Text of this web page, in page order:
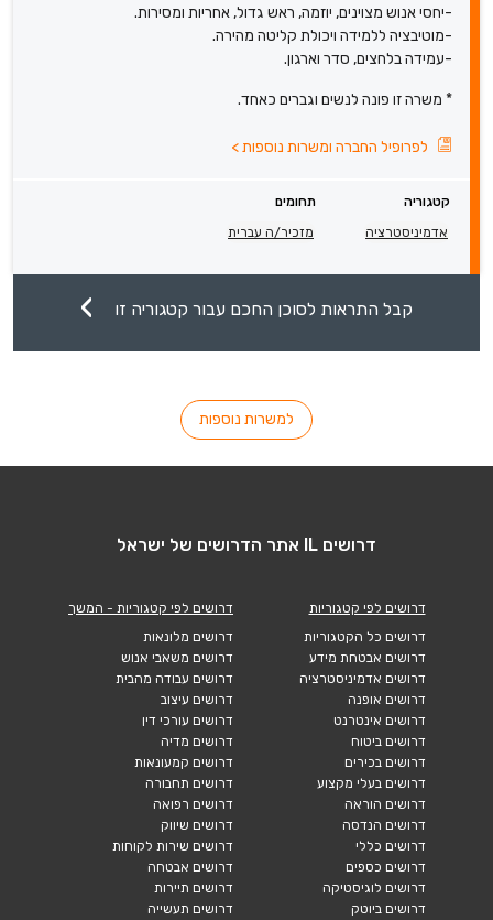
-יחסי אנוש מצוינים, יוזמה, ראש גדול, אחריות ומסירות.
-מוטיבציה ללמידה ויכולת קליטה מהירה.
-עמידה בלחצים, סדר וארגון.
* משרה זו פונה לנשים וגברים כאחד.
לפרופיל החברה ומשרות נוספות>
קטגוריה
תחומים
אדמיניסטרציה
מזכיר/ה עברית
קבל התראות לסוכן החכם עבור קטגוריה זו
למשרות נוספות
דרושים IL אתר הדרושים של ישראל
דרושים לפי קטגוריות
דרושים כל הקטגוריות
דרושים אבטחת מידע
דרושים אדמיניסטרציה
דרושים אופנה
דרושים אינטרנט
דרושים ביטוח
דרושים בכירים
דרושים בעלי מקצוע
דרושים הוראה
דרושים הנדסה
דרושים כללי
דרושים כספים
דרושים לוגיסטיקה
דרושים ביוטק
דרושים לפי קטגוריות - המשך
דרושים מלונאות
דרושים משאבי אנוש
דרושים עבודה מהבית
דרושים עיצוב
דרושים עורכי דין
דרושים מדיה
דרושים קמעונאות
דרושים תחבורה
דרושים רפואה
דרושים שיווק
דרושים שירות לקוחות
דרושים אבטחה
דרושים תיירות
דרושים תעשייה